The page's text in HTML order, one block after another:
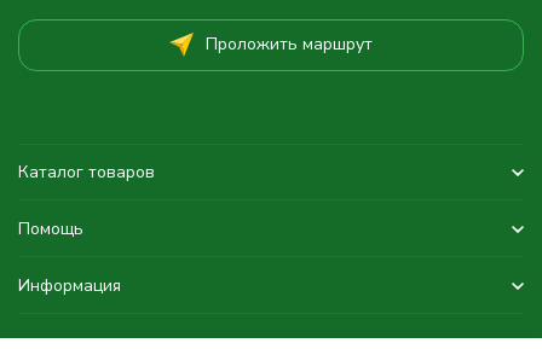
Проложить маршрут
Каталог товаров
Помощь
Информация